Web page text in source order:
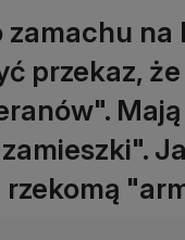
zamachu
przekaz,
zamieszki".